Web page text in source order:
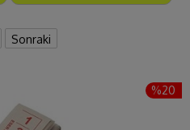
Sonraki
%20